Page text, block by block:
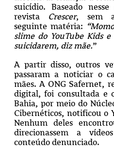
suicídio. Baseado
revista Crescer, sem
seguinte matéria:
slime do YouTube Kids
suicidarem, diz mãe.”
A partir disso, outros
passaram a noticiar o
mães. A ONG Safernet,
digital, foi consultada e
Bahia, por meio do
Cibernéticos, notificou o
Nenhum deles
direcionassem a
conteúdo denunciado.